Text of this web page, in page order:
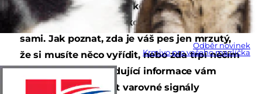
Odběr novinek
Krmivo pro vašeho mazlíčka
odejdou. Jsou to konec konců společenští
tvorové a nemají rádi, když zůstanou dlouho
sami. Jak poznat, zda je váš pes jen mrzutý,
že si musíte něco vyřídit, nebo zda trpí něčím
závažnějším? Následující informace vám
umožní identifikovat varovné signály